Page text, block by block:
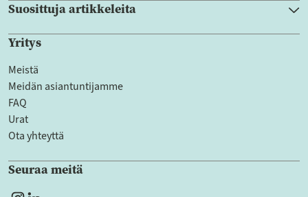
Suosittuja artikkeleita
Yritys
Meistä
Meidän asiantuntijamme
FAQ
Urat
Ota yhteyttä
Seuraa meitä